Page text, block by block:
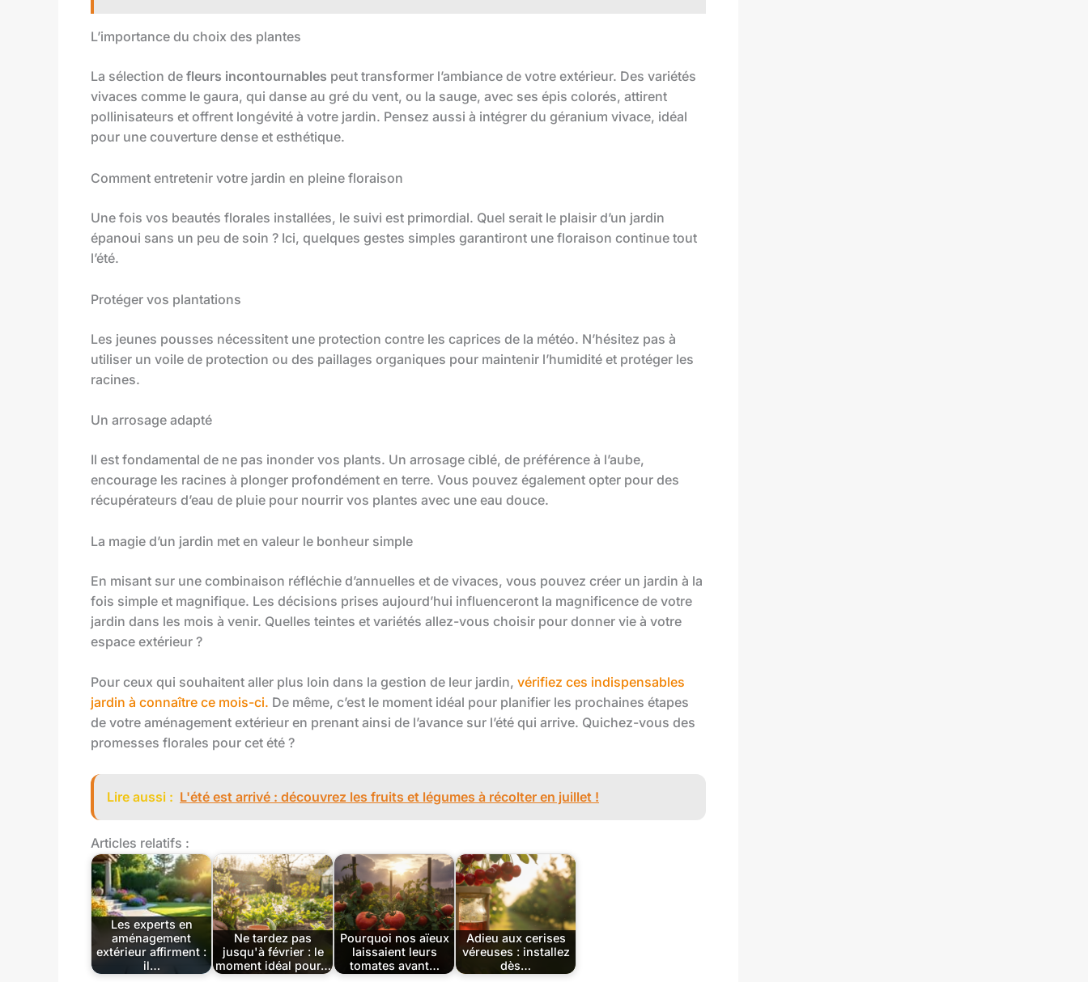
L’importance du choix des plantes
La sélection de fleurs incontournables peut transformer l’ambiance de votre extérieur. Des variétés
vivaces comme le gaura, qui danse au gré du vent, ou la sauge, avec ses épis colorés, attirent
pollinisateurs et offrent longévité à votre jardin. Pensez aussi à intégrer du géranium vivace, idéal
pour une couverture dense et esthétique.
Comment entretenir votre jardin en pleine floraison
Une fois vos beautés florales installées, le suivi est primordial. Quel serait le plaisir d’un jardin
épanoui sans un peu de soin ? Ici, quelques gestes simples garantiront une floraison continue tout
l’été.
Protéger vos plantations
Les jeunes pousses nécessitent une protection contre les caprices de la météo. N’hésitez pas à
utiliser un voile de protection ou des paillages organiques pour maintenir l’humidité et protéger les
racines.
Un arrosage adapté
Il est fondamental de ne pas inonder vos plants. Un arrosage ciblé, de préférence à l’aube,
encourage les racines à plonger profondément en terre. Vous pouvez également opter pour des
récupérateurs d’eau de pluie pour nourrir vos plantes avec une eau douce.
La magie d’un jardin met en valeur le bonheur simple
En misant sur une combinaison réfléchie d’annuelles et de vivaces, vous pouvez créer un jardin à la
fois simple et magnifique. Les décisions prises aujourd’hui influenceront la magnificence de votre
jardin dans les mois à venir. Quelles teintes et variétés allez-vous choisir pour donner vie à votre
espace extérieur ?
Pour ceux qui souhaitent aller plus loin dans la gestion de leur jardin, vérifiez ces indispensables
jardin à connaître ce mois-ci. De même, c’est le moment idéal pour planifier les prochaines étapes
de votre aménagement extérieur en prenant ainsi de l’avance sur l’été qui arrive. Quichez-vous des
promesses florales pour cet été ?
Lire aussi : L'été est arrivé : découvrez les fruits et légumes à récolter en juillet !
Articles relatifs :
Les experts en
aménagement
extérieur affirment :
il…
Ne tardez pas
jusqu'à février : le
moment idéal pour…
Pourquoi nos aïeux
laissaient leurs
tomates avant…
Adieu aux cerises
véreuses : installez
dès…